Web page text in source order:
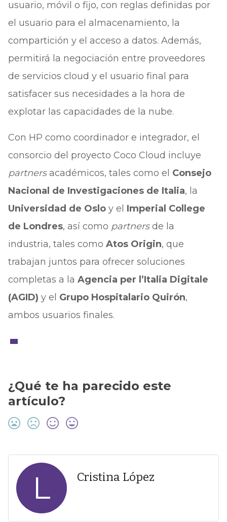
usuario, móvil o fijo, con reglas definidas por
el usuario para el almacenamiento, la
compartición y el acceso a datos. Además,
permitirá la negociación entre proveedores
de servicios cloud y el usuario final para
satisfacer sus necesidades a la hora de
explotar las capacidades de la nube.
Con HP como coordinador e integrador, el
consorcio del proyecto Coco Cloud incluye
partnersacadémicos, tales como el Consejo
Nacional de Investigaciones de Italia, la
Universidad de Oslo y el Imperial College
de Londres, así como partnersde la
industria, tales como Atos Origin, que
trabajan juntos para ofrecer soluciones
completas a la Agencia per l’Italia Digitale
(AGID) y el Grupo Hospitalario Quirón,
ambos usuarios finales.
¿Qué te ha parecido este
artículo?
L Cristina López